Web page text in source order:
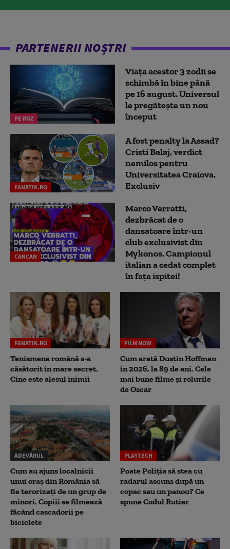
PARTENERII NOȘTRI
PE ROZ
Viața acestor 3 zodii se
schimbă în bine până
pe 16 august. Universul
le pregătește un nou
început
FANATIK.RO
A fost penalty la Assad?
Cristi Balaj, verdict
nemilos pentru
Universitatea Craiova.
Exclusiv
CANCAN
Marco Verratti,
dezbrăcat de o
dansatoare într-un
club exclusivist din
Mykonos. Campionul
italian a cedat complet
în fața ispitei!
FANATIK.RO
Tenismena română s-a
căsătorit în mare secret.
Cine este alesul inimii
FILM NOW
Cum arată Dustin Hoffman
în 2026, la 89 de ani. Cele
mai bune filme și rolurile
de Oscar
ADEVĂRUL
Cum au ajuns localnicii
unui oraș din România să
fie terorizați de un grup de
minori. Copiii se filmează
făcând cascadorii pe
biciclete
PLAYTECH
Poate Poliția să stea cu
radarul ascuns după un
copac sau un panou? Ce
spune Codul Rutier